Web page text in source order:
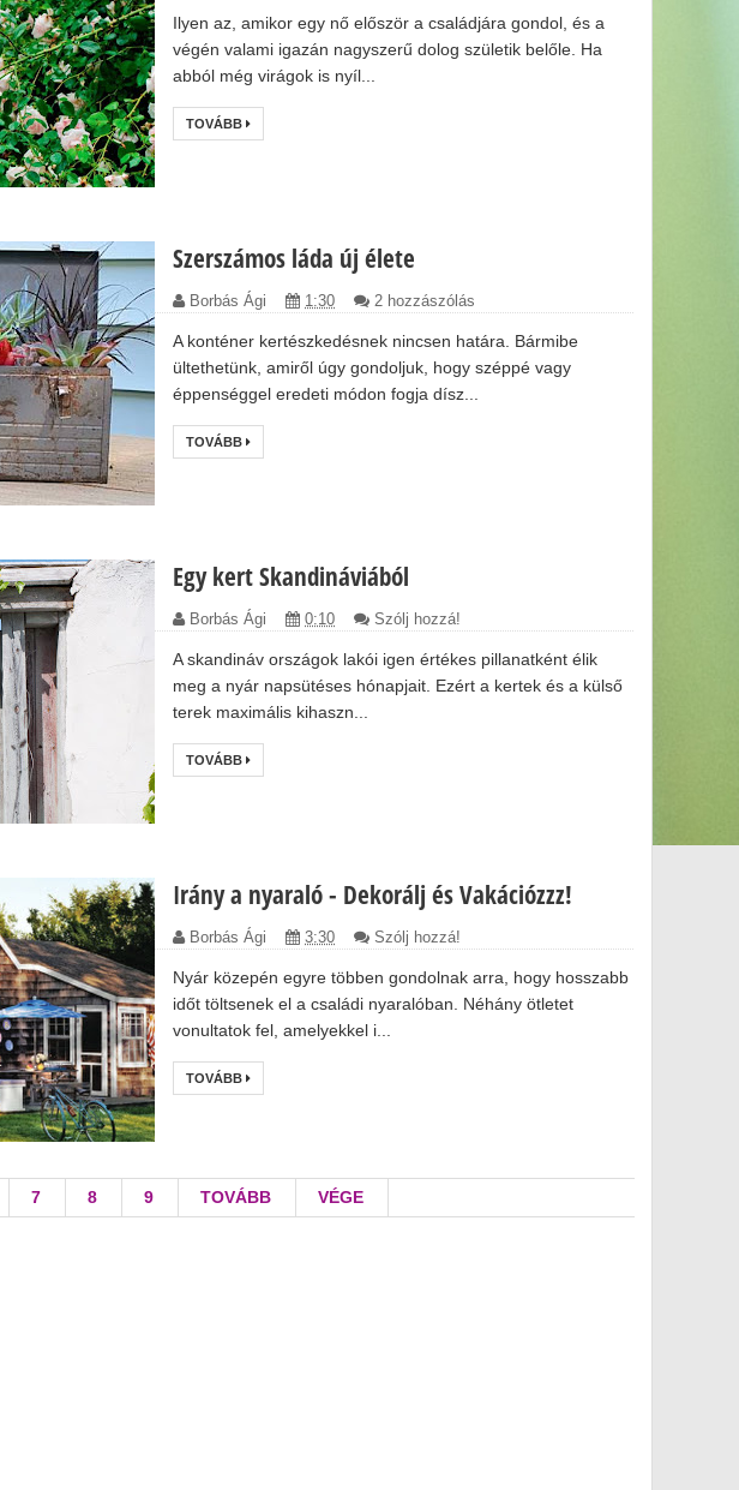
Ilyen az, amikor egy nő először a családjára gondol, és a
végén valami igazán nagyszerű dolog születik belőle. Ha
abból még virágok is nyíl...
TOVÁBB
Szerszámos láda új élete
Borbás Ági 1:30 2 hozzászólás
A konténer kertészkedésnek nincsen határa. Bármibe
ültethetünk, amiről úgy gondoljuk, hogy széppé vagy
éppenséggel eredeti módon fogja dísz...
TOVÁBB
Egy kert Skandináviából
Borbás Ági 0:10 Szólj hozzá!
A skandináv országok lakói igen értékes pillanatként élik
meg a nyár napsütéses hónapjait. Ezért a kertek és a külső
terek maximális kihaszn...
TOVÁBB
Irány a nyaraló - Dekorálj és Vakációzzz!
Borbás Ági 3:30 Szólj hozzá!
Nyár közepén egyre többen gondolnak arra, hogy hosszabb
időt töltsenek el a családi nyaralóban. Néhány ötletet
vonultatok fel, amelyekkel i...
TOVÁBB
7 8 9 TOVÁBB VÉGE